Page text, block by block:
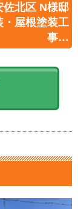
佐北区 N様邸
・屋根塗装工
事…